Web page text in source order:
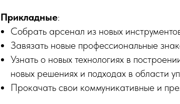
Прикладные:
Собрать арсенал из новых
Завязать новые профессиональные
Узнать о новых технологиях в
новых решениях и подходах в области
Прокачать свои коммуникативные и